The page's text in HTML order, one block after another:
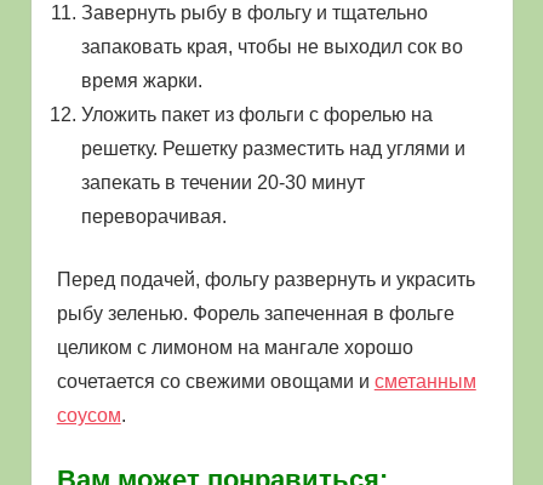
Завернуть рыбу в фольгу и тщательно
запаковать края, чтобы не выходил сок во
время жарки.
Уложить пакет из фольги с форелью на
решетку. Решетку разместить над углями и
запекать в течении 20-30 минут
переворачивая.
Перед подачей, фольгу развернуть и украсить
рыбу зеленью. Форель запеченная в фольге
целиком с лимоном на мангале хорошо
сочетается со свежими овощами и сметанным
соусом.